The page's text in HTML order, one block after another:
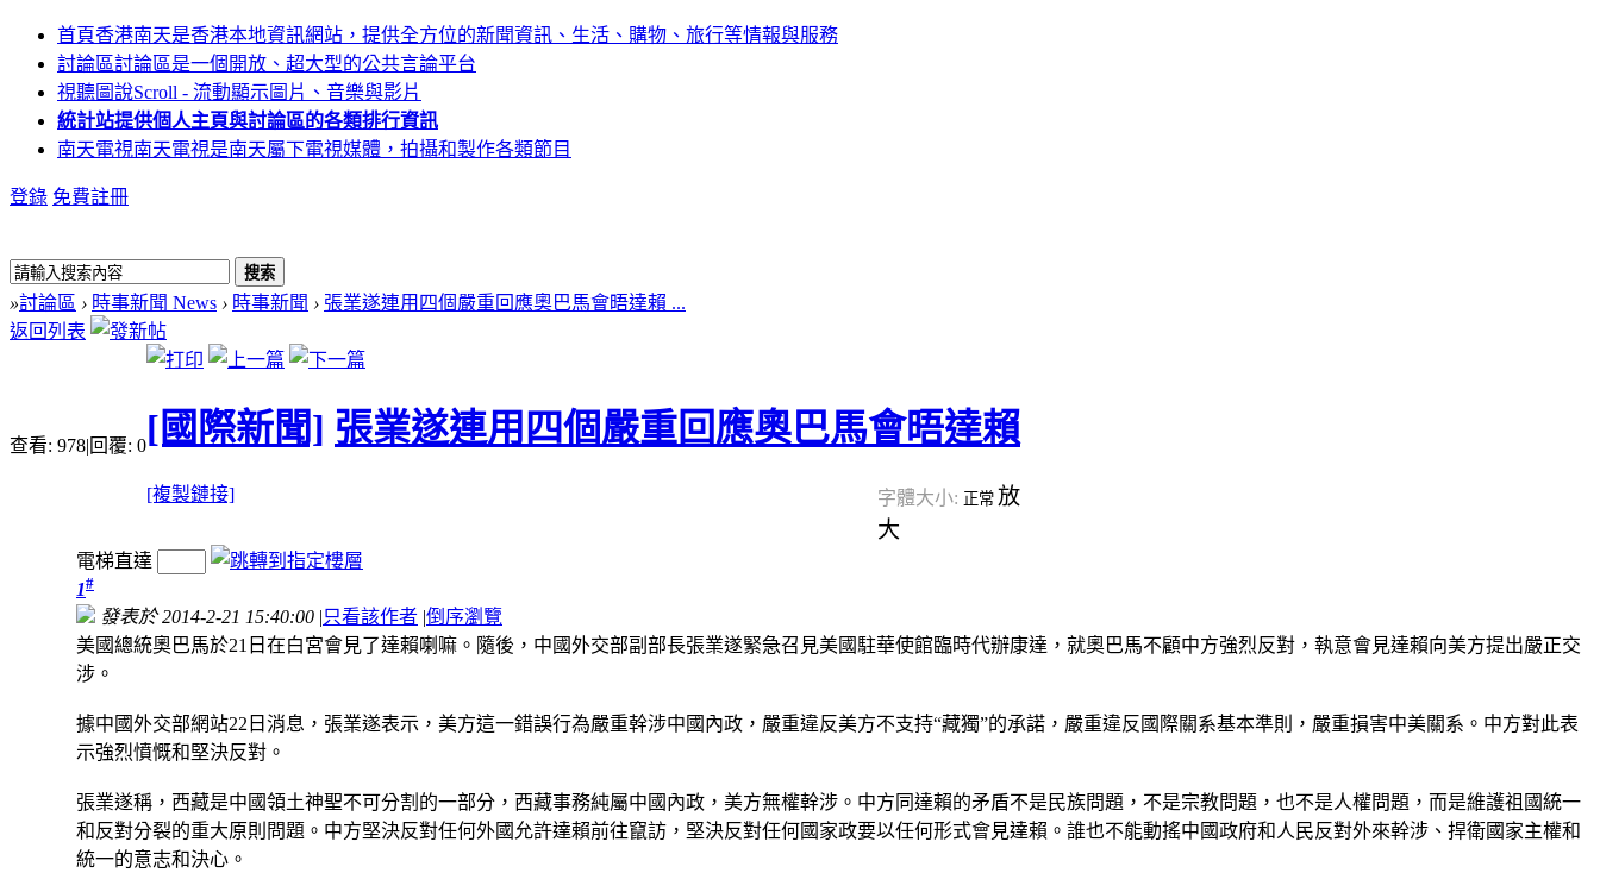
首頁香港南天是香港本地資訊網站，提供全方位的新聞資訊、生活、購物、旅行等情報與服務
討論區討論區是一個開放、超大型的公共言論平台
視聽圖說Scroll - 流動顯示圖片、音樂與影片
統計站提供個人主頁與討論區的各類排行資訊
南天電視南天電視是南天屬下電視媒體，拍攝和製作各類節目
登錄 免費註冊
搜索
»討論區 › 時事新聞 News › 時事新聞 › 張業遂連用四個嚴重回應奧巴馬會晤達賴 ...
返回列表
查看: 978|回覆: 0[國際新聞] 張業遂連用四個嚴重回應奧巴馬會晤達賴
[複製鏈接] 字體大小: 正常 放
大
電梯直達
1#
發表於 2014-2-21 15:40:00 |只看該作者 |倒序瀏覽
美國總統奧巴馬於21日在白宮會見了達賴喇嘛。隨後，中國外交部副部長張業遂緊急召見美國駐華使館臨時代辦康達，就奧巴馬不顧中方強烈反對，執意會見達賴向美方提出嚴正交
涉。
據中國外交部網站22日消息，張業遂表示，美方這一錯誤行為嚴重幹涉中國內政，嚴重違反美方不支持“藏獨”的承諾，嚴重違反國際關系基本準則，嚴重損害中美關系。中方對此表
示強烈憤慨和堅決反對。
張業遂稱，西藏是中國領土神聖不可分割的一部分，西藏事務純屬中國內政，美方無權幹涉。中方同達賴的矛盾不是民族問題，不是宗教問題，也不是人權問題，而是維護祖國統一
和反對分裂的重大原則問題。中方堅決反對任何外國允許達賴前往竄訪，堅決反對任何國家政要以任何形式會見達賴。誰也不能動搖中國政府和人民反對外來幹涉、捍衛國家主權和
統一的意志和決心。